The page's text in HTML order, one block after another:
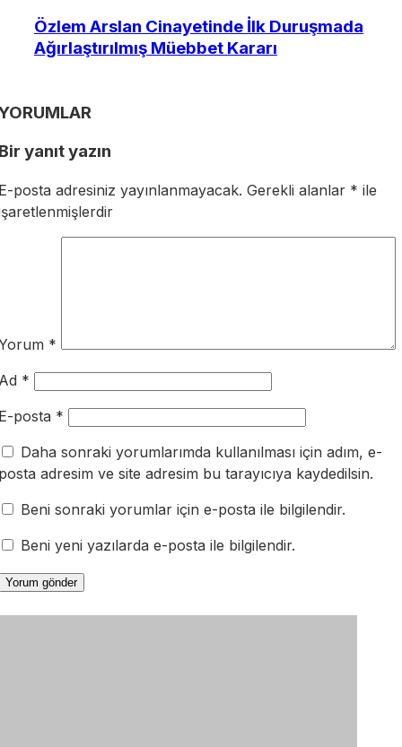
Özlem Arslan Cinayetinde İlk Duruşmada
Ağırlaştırılmış Müebbet Kararı
yanıt yazın
posta adresiniz yayınlanmayacak. Gerekli alanlar * ile
*
*
posta *
Daha sonraki yorumlarımda kullanılması için adım, e-
adresim ve site adresim bu tarayıcıya kaydedilsin.
Beni sonraki yorumlar için e-posta ile bilgilendir.
Beni yeni yazılarda e-posta ile bilgilendir.